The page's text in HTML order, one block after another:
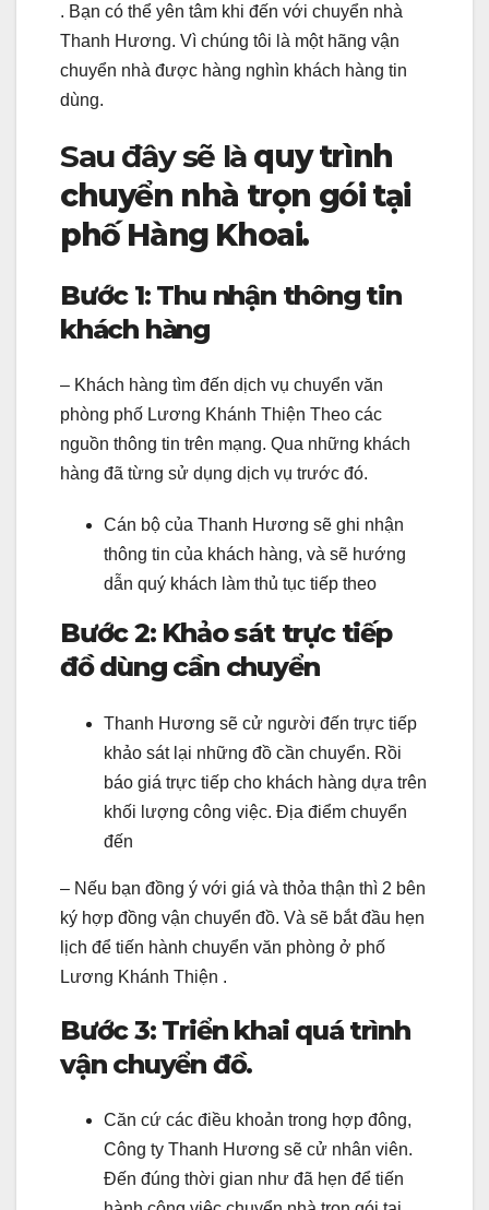
. Bạn có thể yên tâm khi đến với chuyển nhà
Thanh Hương. Vì chúng tôi là một hãng vận
chuyển nhà được hàng nghìn khách hàng tin
dùng.
Sau đây sẽ là quy trình
chuyển nhà trọn gói tại
phố Hàng Khoai.
Bước 1: Thu nhận thông tin
khách hàng
– Khách hàng tìm đến dịch vụ chuyển văn
phòng phố Lương Khánh Thiện Theo các
nguồn thông tin trên mạng. Qua những khách
hàng đã từng sử dụng dịch vụ trước đó.
Cán bộ của Thanh Hương sẽ ghi nhận
thông tin của khách hàng, và sẽ hướng
dẫn quý khách làm thủ tục tiếp theo
Bước 2: Khảo sát trực tiếp
đồ dùng cần chuyển
Thanh Hương sẽ cử người đến trực tiếp
khảo sát lại những đồ cần chuyển. Rồi
báo giá trực tiếp cho khách hàng dựa trên
khối lượng công việc. Địa điểm chuyển
đến
– Nếu bạn đồng ý với giá và thỏa thận thì 2 bên
ký hợp đồng vận chuyển đồ. Và sẽ bắt đầu hẹn
lịch để tiến hành chuyển văn phòng ở phố
Lương Khánh Thiện .
Bước 3: Triển khai quá trình
vận chuyển đồ.
Căn cứ các điều khoản trong hợp đông,
Công ty Thanh Hương sẽ cử nhân viên.
Đến đúng thời gian như đã hẹn để tiến